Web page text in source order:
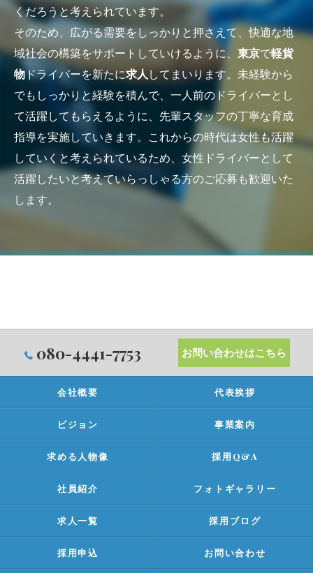
くだろうと考えられています。
そのため、広がる需要をしっかりと押さえて、快適な地
域社会の構築をサポートしていけるように、 東京で軽貨
物ドライバーを新たに求人してまいります。未経験から
でもしっかりと経験を積んで、一人前のドライバーとし
て活躍してもらえるように、先輩スタッフの丁寧な育成
指導を実施していきます。これからの時代は女性も活躍
していくと考えられているため、女性ドライバーとして
活躍したいと考えていらっしゃる方のご応募も歓迎いた
します。
080-4441-7753 お問い合わせはこちら
会社概要 代表挨拶
ビジョン 事業案内
求める人物像 採用Q&A
社員紹介 フォトギャラリー
求人一覧 採用ブログ
採用申込 お問い合わせ